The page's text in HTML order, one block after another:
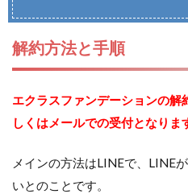
解約方法と手順
エクラスファンデーションの解
しくはメールでの受付となりま
メインの方法はLINEで、LINE
いとのことです。